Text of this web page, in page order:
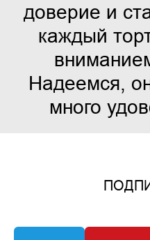
доверие и
каждый
Надеемся,
много